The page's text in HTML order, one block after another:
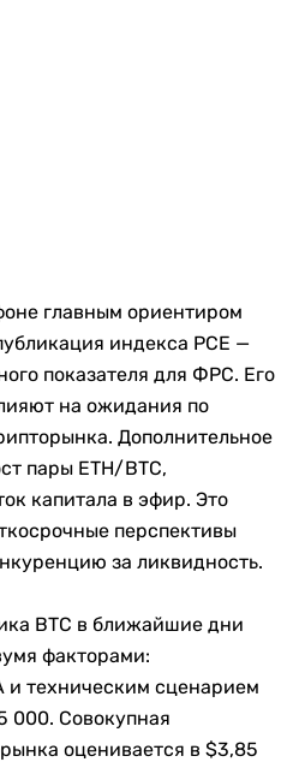
главным ориентиром
индекса PCE —
показателя для ФРС. Его
на ожидания по
Дополнительное
пары ETH/BTC,
капитала в эфир. Это
перспективы
за ликвидность.
BTC в ближайшие дни
факторами:
техническим сценарием
000. Совокупная
оценивается в $3,85